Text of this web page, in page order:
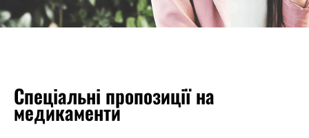
Спеціальні пропозиції на
медикаменти